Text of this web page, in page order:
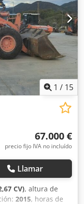
1 / 15
67.000 €
precio fijo IVA no incluído
Llamar
CV), altura de
2015, horas de